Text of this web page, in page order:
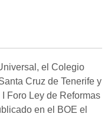
el Colegio
Cruz de Tenerife y
Foro Ley de Reformas
en el BOE el